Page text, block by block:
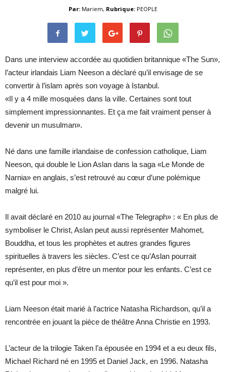
Par: Mariem, Rubrique: PEOPLE
Dans une interview accordée au quotidien britannique «The Sun»,
l’acteur irlandais Liam Neeson a déclaré qu’il envisage de se
convertir à l’islam après son voyage à Istanbul.
«Il y a 4 mille mosquées dans la ville. Certaines sont tout
simplement impressionnantes. Et ça me fait vraiment penser à
devenir un musulman».
Né dans une famille irlandaise de confession catholique, Liam
Neeson, qui double le Lion Aslan dans la saga «Le Monde de
Narnia» en anglais, s’est retrouvé au cœur d’une polémique
malgré lui.
Il avait déclaré en 2010 au journal «The Telegraph» : « En plus de
symboliser le Christ, Aslan peut aussi représenter Mahomet,
Bouddha, et tous les prophètes et autres grandes figures
spirituelles à travers les siècles. C’est ce qu’Aslan pourrait
représenter, en plus d’être un mentor pour les enfants. C’est ce
qu’il est pour moi ».
Liam Neeson était marié à l’actrice Natasha Richardson, qu’il a
rencontrée en jouant la pièce de théâtre Anna Christie en 1993.
L’acteur de la trilogie Taken l’a épousée en 1994 et a eu deux fils,
Michael Richard né en 1995 et Daniel Jack, en 1996. Natasha